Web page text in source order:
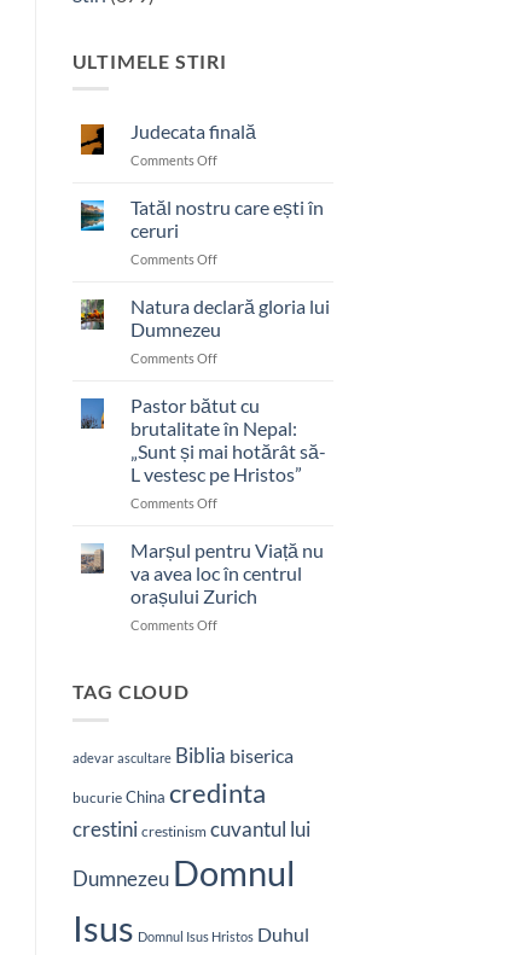
ULTIMELE STIRI
Judecata finală
Comments Offon
Tatăl nostru care ești în
ceruri
Comments Offon
nostru
ești
în
Natura declară gloria lui
Dumnezeu
Comments Offon
declară
lui
Dumnezeu
Pastor bătut cu
brutalitate în Nepal:
„Sunt și mai hotărât să-
L vestesc pe Hristos”
Comments Offon
bătut
brutalitate
în
Nepal:
pe
Marșul pentru Viață nu
va avea loc în centrul
orașului Zurich
Comments Offon
avea
loc
în
orașului
TAG CLOUD
adevar ascultare Biblia biserica
bucurie China credinta
crestini crestinism cuvantul lui
Dumnezeu Domnul
Isus Domnul Isus Hristos Duhul